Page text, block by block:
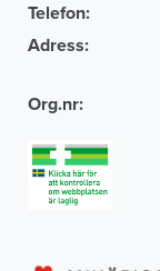
Telefon:
Adress:
Org.nr: